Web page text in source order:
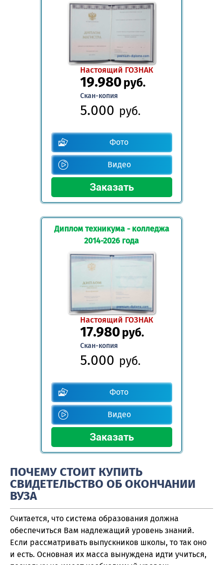
Настоящий ГОЗНАК
19.980руб.
Скан-копия
5.000 руб.
Фото
Видео
Диплом техникума - колледжа
2014-2026 года
Настоящий ГОЗНАК
17.980руб.
Скан-копия
5.000 руб.
Фото
Видео
ПОЧЕМУ СТОИТ КУПИТЬ
СВИДЕТЕЛЬСТВО ОБ ОКОНЧАНИИ
ВУЗА
Считается, что система образования должна
обеспечиться Вам надлежащий уровень знаний.
Если рассматривать выпускников школы, то так оно
и есть. Основная их масса вынуждена идти учиться,